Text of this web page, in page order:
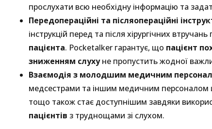
прослухати всю необхідну інформацію та
Передопераційні та післяопераційні
інструкцій перед та після хірургічних
пацієнта. Pocketalker гарантує, що пацієнт
зниженням слухуне пропустить жодної
Взаємодія з молодшим медичним
медсестрами та іншим медичним персоналом
тощо також стає доступнішим завдяки
пацієнтів з труднощами зі слухом.